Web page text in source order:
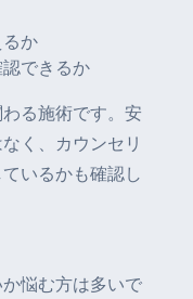
か
できるか
る施術です。安
く、カウンセリ
いるかも確認し
悩む方は多いで